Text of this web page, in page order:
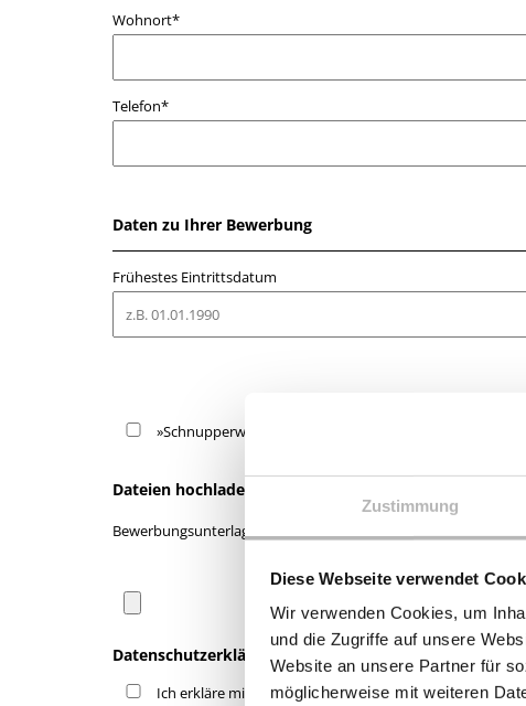
Zustimmung
Diese Webseite verwendet
Wir verwenden Cookies, um
und die Zugriffe auf unsere
Website an unsere Partner für
möglicherweise mit weiteren
Wohnort*
Telefon*
Daten zu Ihrer Bewerbung
Frühestes Eintrittsdatum
»Schnupperwoche« erwünscht
Dateien hochladen
Bewerbungsunterlagen (PDF, MAX. 2MB)*
Datenschutzerklärung